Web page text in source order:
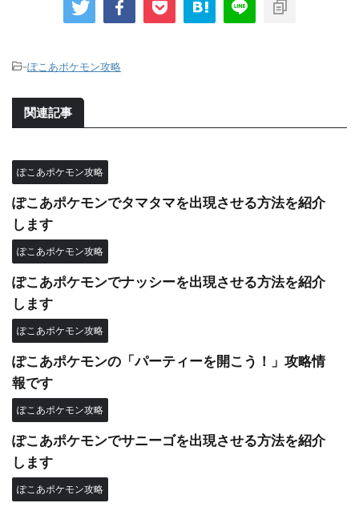
-ぽこあポケモン攻略
関連記事
ぽこあポケモン攻略
ぽこあポケモンでタマタマを出現させる方法を紹介
します
ぽこあポケモン攻略
ぽこあポケモンでナッシーを出現させる方法を紹介
します
ぽこあポケモン攻略
ぽこあポケモンの「パーティーを開こう！」攻略情
報です
ぽこあポケモン攻略
ぽこあポケモンでサニーゴを出現させる方法を紹介
します
ぽこあポケモン攻略